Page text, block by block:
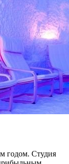
годом. Студия